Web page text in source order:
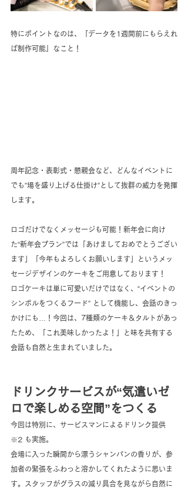
特にポイントなのは、『データを1週間前にもらえれ
ば制作可能』なこと！
周年記念・表彰式・懇親会など、どんなイベントに
でも”場を盛り上げる仕掛け”として抜群の威力を発揮
します。
ロゴだけでなくメッセージも可能！新年会に向け
た“新年会プラン”では「あけましておめでとうござい
ます」「今年もよろしくお願いします」というメッ
セージデザインのケーキをご用意しております！
ロゴケーキは単に可愛いだけではなく、“イベントの
シンボルをつくるフード” として機能し、会話のきっ
かけにも…！今回は、7種類のケーキ＆タルトがあっ
たため、「これ美味しかったよ！」と味を共有する
会話も自然と生まれていました。
ドリンクサービスが“気遣いゼ
ロで楽しめる空間”をつくる
今回は特別に、サービスマンによるドリンク提供
※2 も実施。
会場に入った瞬間から漂うシャンパンの香りが、参
加者の緊張をふわっと溶かしてくれたように思いま
す。スタッフがグラスの減り具合を見ながら自然に